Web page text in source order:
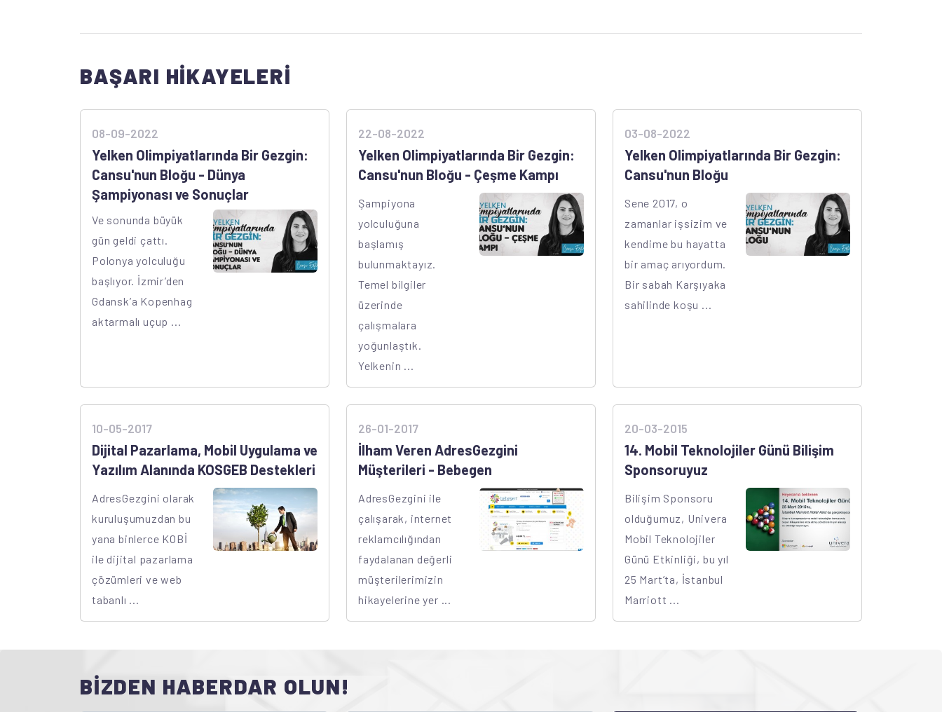
BAŞARI HIKAYELERI
08-09-2022
Yelken Olimpiyatlarında Bir Gezgin:
Cansu'nun Bloğu - Dünya
Şampiyonası ve Sonuçlar
Ve sonunda büyük
gün geldi çattı.
Polonya yolculuğu
başlıyor. İzmir’den
Gdansk’a Kopenhag
aktarmalı uçup ...
22-08-2022
Yelken Olimpiyatlarında Bir Gezgin:
Cansu'nun Bloğu - Çeşme Kampı
Şampiyona
yolculuğuna
başlamış
bulunmaktayız.
Temel bilgiler
üzerinde
çalışmalara
yoğunlaştık.
Yelkenin ...
03-08-2022
Yelken Olimpiyatlarında Bir Gezgin:
Cansu'nun Bloğu
Sene 2017, o
zamanlar işsizim ve
kendime bu hayatta
bir amaç arıyordum.
Bir sabah Karşıyaka
sahilinde koşu ...
10-05-2017
Dijital Pazarlama, Mobil Uygulama ve
Yazılım Alanında KOSGEB Destekleri
AdresGezgini olarak
kuruluşumuzdan bu
yana binlerce KOBİ
ile dijital pazarlama
çözümleri ve web
tabanlı ...
26-01-2017
İlham Veren AdresGezgini
Müşterileri - Bebegen
AdresGezgini ile
çalışarak, internet
reklamcılığından
faydalanan değerli
müşterilerimizin
hikayelerine yer ...
20-03-2015
14. Mobil Teknolojiler Günü Bilişim
Sponsoruyuz
Bilişim Sponsoru
olduğumuz, Univera
Mobil Teknolojiler
Günü Etkinliği, bu yıl
25 Mart’ta, İstanbul
Marriott ...
BİZDEN HABERDAR OLUN!